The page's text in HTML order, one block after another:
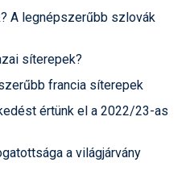
A legnépszerűbb szlovák
síterepek?
francia síterepek
értünk el a 2022/23-as
a világjárvány